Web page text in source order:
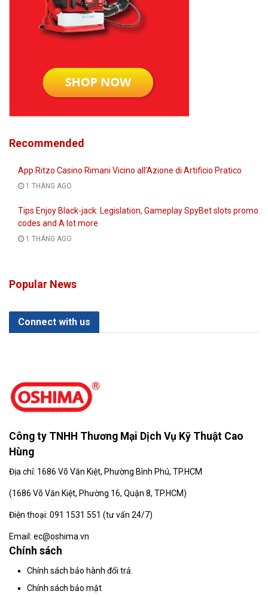
Recommended
App Ritzo Casino Rimani Vicino all’Azione di Artificio Pratico
1 THÁNG AGO
Tips Enjoy Black-jack: Legislation, Gameplay SpyBet slots promo
codes and A lot more
1 THÁNG AGO
Popular News
Connect with us
Công ty TNHH Thương Mại Dịch Vụ Kỹ Thuật Cao
Hùng
Địa chỉ: 1686 Võ Văn Kiệt, Phường Bình Phú, TP.HCM
(1686 Võ Văn Kiệt, Phường 16, Quận 8, TP.HCM)
Điện thoại: 091 1531 551 (tư vấn 24/7)
Email: ec@oshima.vn
Chính sách
Chính sách bảo hành đổi trả.
Chính sách bảo mật